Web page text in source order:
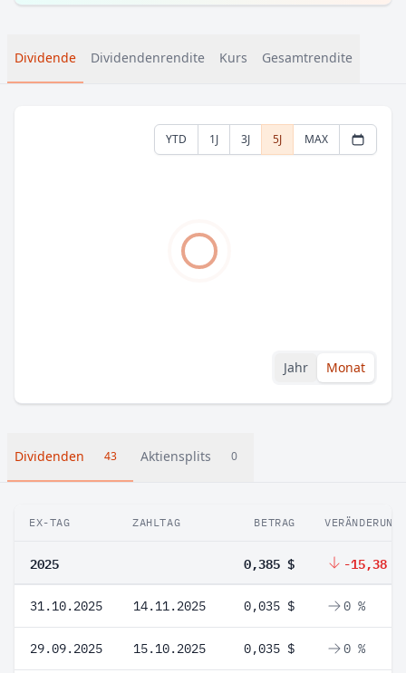
Dividende Dividendenrendite Kurs Gesamtrendite
YTD 1J 3J 5J MAX
Jahr Monat
Dividenden 43 Aktiensplits 0
EX-TAG ZAHLTAG BETRAG VERÄNDERUNG
2025 0,385 $ -15,38 %
31.10.2025 14.11.2025 0,035 $ 0 %
29.09.2025 15.10.2025 0,035 $ 0 %